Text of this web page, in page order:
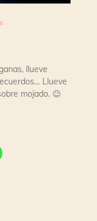
llueve
Llueve
mojado. 😉